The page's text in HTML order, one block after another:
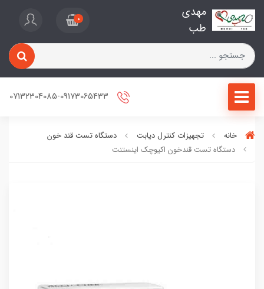
مهدی
طب
0
خانه تجهیزات کنترل دیابت
دستگاه تست قند خون
دستگاه تست قندخون اکیوچک اینستنت